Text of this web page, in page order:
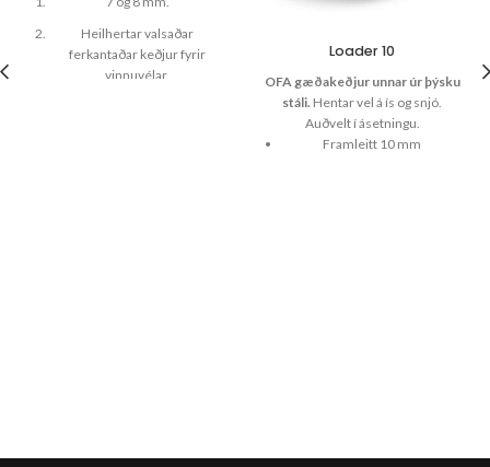
Heilhertar valsaðar
ferkantaðar keðjur fyrir
vinnuvélar.
Loader 10
OFA gæðakeðjur unnar úr þýsku
stáli. Hentar vel á ís og snjó.
Auðvelt í ásetningu.
Framleitt 10 mm